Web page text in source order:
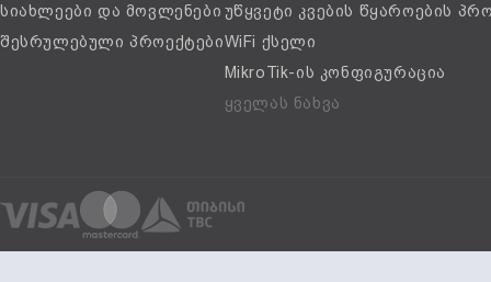
სიახლეები და მოვლენები
შესრულებული პროექტები
უწყვეტი კვების წყაროების
WiFi ქსელი
MikroTik-ის კონფიგურაცია
ყველას ნახვა